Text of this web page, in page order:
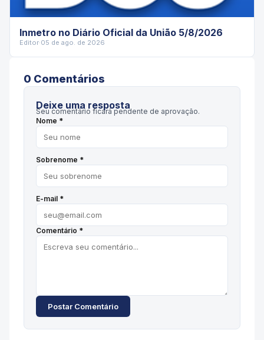
Inmetro no Diário Oficial da União 5/8/2026
Editor·05 de ago. de 2026
0 Comentários
Deixe uma resposta
Seu comentário ficará pendente de aprovação.
Nome *
Sobrenome *
E-mail *
Comentário *
Postar Comentário